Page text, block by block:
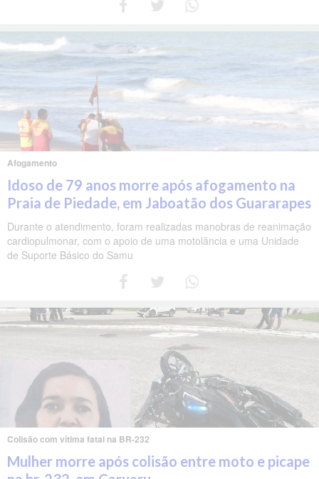
Afogamento
Idoso de 79 anos morre após afogamento na
Praia de Piedade, em Jaboatão dos Guararapes
Durante o atendimento, foram realizadas manobras de reanimação
cardiopulmonar, com o apoio de uma motolância e uma Unidade
de Suporte Básico do Samu
Colisão com vítima fatal na BR-232
Mulher morre após colisão entre moto e picape